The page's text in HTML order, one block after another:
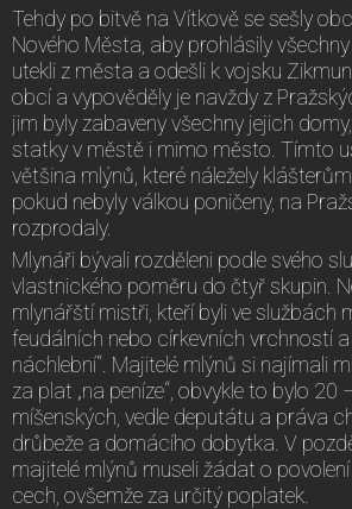
Tehdy po bitvě na Vítkově se sešly
Nového Města, aby prohlásily
utekli z města a odešli k vojsku
obcí a vypověděly je navždy z
jim byly zabaveny všechny jejich
statky v městě i mimo město. Tímto
většina mlýnů, které náležely
pokud nebyly válkou poničeny, na
rozprodaly.
Mlynáři bývali rozděleni podle svého
vlastnického poměru do čtyř skupin.
mlynářští mistři, kteří byli ve službách
feudálních nebo církevních vrchností a
náchlební“. Majitelé mlýnů si najímali
za plat „na peníze“, obvykle to bylo 20
míšenských, vedle deputátu a práva
drůbeže a domácího dobytka. V
majitelé mlýnů museli žádat o
cech, ovšemže za určitý poplatek.